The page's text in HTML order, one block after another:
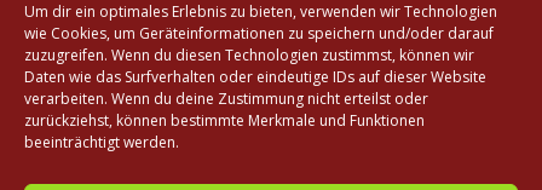
Um dir ein optimales Erlebnis zu bieten, verwenden wir Technologien
wie Cookies, um Geräteinformationen zu speichern und/oder darauf
zuzugreifen. Wenn du diesen Technologien zustimmst, können wir
Daten wie das Surfverhalten oder eindeutige IDs auf dieser Website
verarbeiten. Wenn du deine Zustimmung nicht erteilst oder
zurückziehst, können bestimmte Merkmale und Funktionen
beeinträchtigt werden.